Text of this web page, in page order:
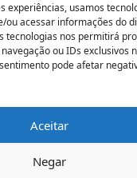
experiências, usamos
ou acessar informações do
tecnologias nos permitirá
ou IDs exclusivos
pode afetar
Aceitar
Negar
– SP
TWITTER